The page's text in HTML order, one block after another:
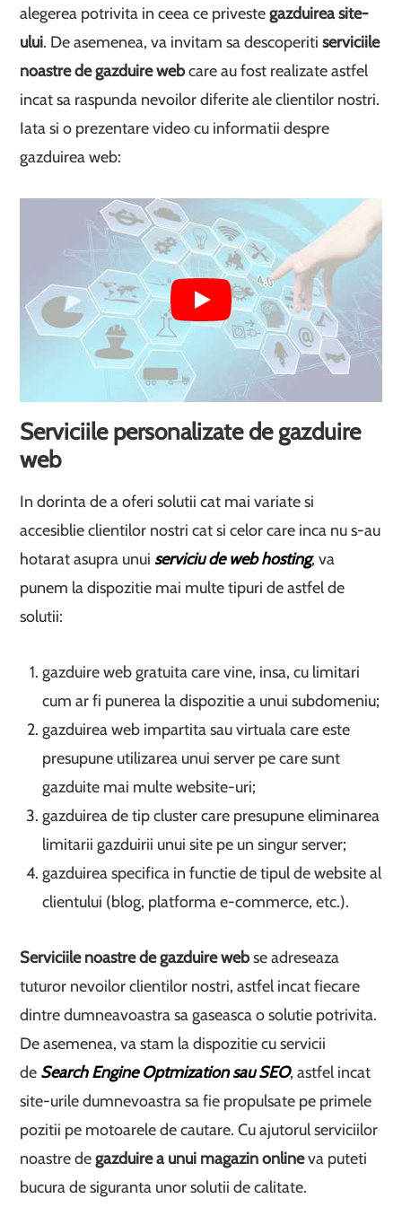
alegerea potrivita in ceea ce privestegazduirea site-
ului. De asemenea, va invitam sa descoperitiserviciile
noastre de gazduire webcare au fost realizate astfel
incat sa raspunda nevoilor diferite ale clientilor nostri.
Iata si o prezentare video cu informatii despre
gazduirea web:
Serviciile personalizate de gazduire
web
In dorinta de a oferi solutii cat mai variate si
accesiblie clientilor nostri cat si celor care inca nu s-au
hotarat asupra unuiserviciu de web hosting, va
punem la dispozitie mai multe tipuri de astfel de
solutii:
gazduire web gratuita care vine, insa, cu limitari
cum ar fi punerea la dispozitie a unui subdomeniu;
gazduirea web impartita sau virtuala care este
presupune utilizarea unui server pe care sunt
gazduite mai multe website-uri;
gazduirea de tip cluster care presupune eliminarea
limitarii gazduirii unui site pe un singur server;
gazduirea specifica in functie de tipul de website al
clientului (blog, platforma e-commerce, etc.).
Serviciile noastre de gazduire webse adreseaza
tuturor nevoilor clientilor nostri, astfel incat fiecare
dintre dumneavoastra sa gaseasca o solutie potrivita.
De asemenea, va stam la dispozitie cu servicii
de Search Engine Optmization sau SEO, astfel incat
site-urile dumnevoastra sa fie propulsate pe primele
pozitii pe motoarele de cautare. Cu ajutorul serviciilor
noastre degazduire a unui magazin onlineva puteti
bucura de siguranta unor solutii de calitate.